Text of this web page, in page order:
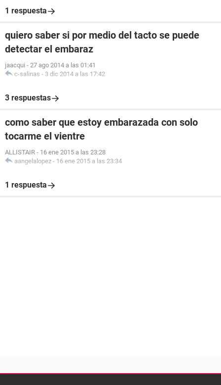
1 respuesta
quiero saber si por medio del tacto se puede
detectar el embaraz
jaacqui - 27 ago 2014 a las 01:41
c-salinas - 3 dic 2014 a las 17:42
3 respuestas
como saber que estoy embarazada con solo
tocarme el vientre
ALLISTAIR - 16 ene 2015 a las 23:28
aangelalopez - 16 ene 2015 a las 23:34
1 respuesta